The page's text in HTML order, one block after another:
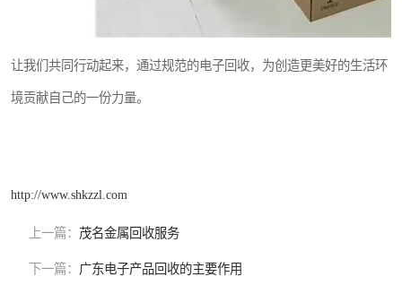
让我们共同行动起来，通过规范的电子回收，为创造更美好的生活环
境贡献自己的一份力量。
http://www.shkzzl.com
上一篇： 茂名金属回收服务
下一篇： 广东电子产品回收的主要作用